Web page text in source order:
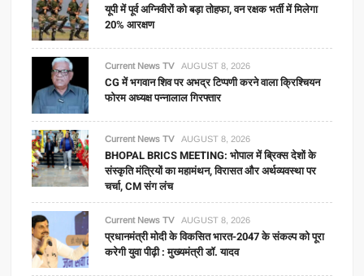
यूपी में पूर्व अग्निवीरों को बड़ा तोहफा, वन रक्षक भर्ती में मिलेगा
20% आरक्षण
Current News TV AUGUST 8, 2026
CG में भगवान शिव पर अभद्र टिप्पणी करने वाला क्रिश्चियन
फोरम अध्यक्ष पन्नालाल गिरफ्तार
Current News TV AUGUST 8, 2026
BHOPAL BRICS MEETING: भोपाल में ब्रिक्स देशों के
संस्कृति मंत्रियों का महामंथन, विरासत और अर्थव्यवस्था पर
चर्चा, CM संग लंच
Current News TV AUGUST 8, 2026
प्रधानमंत्री मोदी के विकसित भारत-2047 के संकल्प को पूरा
करेगी युवा पीढ़ी : मुख्यमंत्री डॉ. यादव